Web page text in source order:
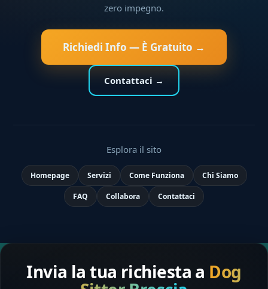
zero impegno.
Richiedi Info — È Gratuito →
Contattaci →
Esplora il sito
Homepage Servizi Come Funziona Chi Siamo
FAQ Collabora Contattaci
Invia la tua richiesta a Dog